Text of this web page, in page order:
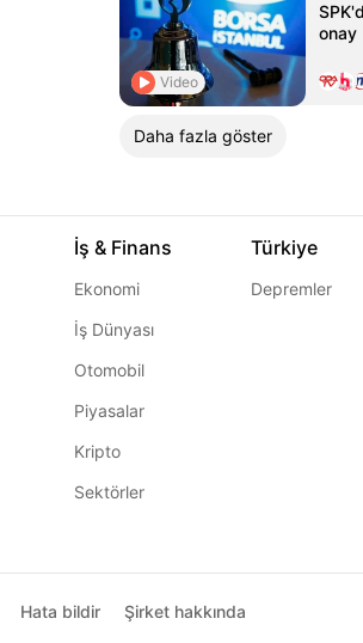
Video
onay
Daha fazla göster
İş & Finans
Ekonomi
İş Dünyası
Otomobil
Piyasalar
Kripto
Sektörler
Türkiye
Depremler
Hata bildir Şirket hakkında